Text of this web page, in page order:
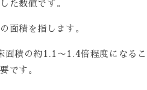
た数値です。
面積を指します。
面積の約1.1〜1.4倍程度になる
です。